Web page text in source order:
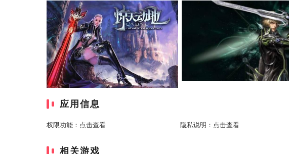
应用信息
权限功能： 点击查看 隐私说明： 点击查看
相关游戏